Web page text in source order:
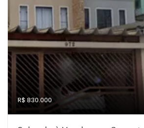
R$ 830.000